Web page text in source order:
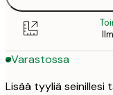
Varastossa
Lisää tyyliä seinillesi